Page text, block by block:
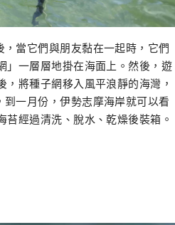
當它們與朋友黏在一起時，它們
」一層層地掛在海面上。然後，遊
將種子網移入風平浪靜的海灣，
一月份，伊勢志摩海岸就可以看
經過清洗、脫水、乾燥後裝箱。